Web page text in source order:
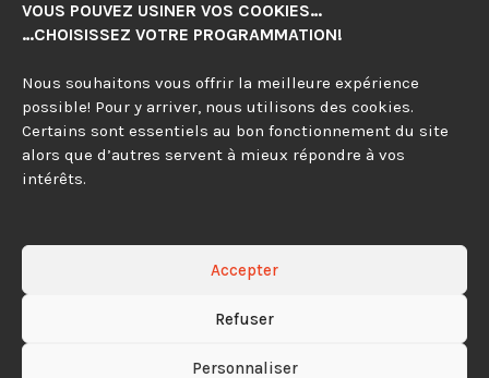
VOUS POUVEZ USINER VOS COOKIES…
…CHOISISSEZ VOTRE PROGRAMMATION!
Nous souhaitons vous offrir la meilleure expérience
possible! Pour y arriver, nous utilisons des cookies.
Certains sont essentiels au bon fonctionnement du site
alors que d’autres servent à mieux répondre à vos
intérêts.
Accepter
Refuser
Personnaliser
AUTOMATISATION CNC
920, avenue Simard, Suite 103
450 279-0315
844 297-4479
Contactez-nous
Tous droits réservés © CTA CNC 2026